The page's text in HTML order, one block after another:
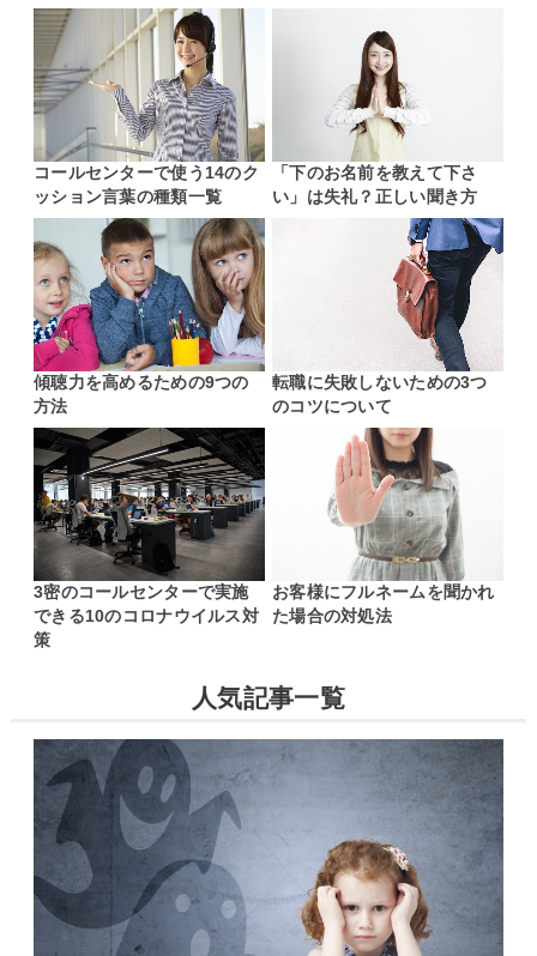
コールセンターで使う14のク
ッション言葉の種類一覧
「下のお名前を教えて下さ
い」は失礼？正しい聞き方
傾聴力を高めるための9つの
方法
転職に失敗しないための3つ
のコツについて
3密のコールセンターで実施
できる10のコロナウイルス対
策
お客様にフルネームを聞かれ
た場合の対処法
人気記事一覧